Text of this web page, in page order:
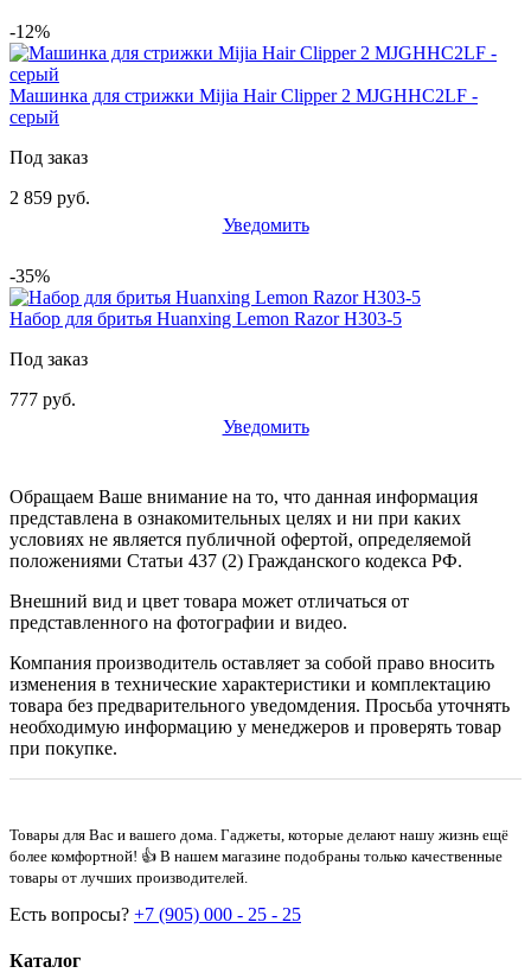
-12%
Машинка для стрижки Mijia Hair Clipper 2 MJGHHC2LF -
серый
Под заказ
2 859 руб.
Уведомить
-35%
Набор для бритья Huanxing Lemon Razor H303-5
Под заказ
777 руб.
Уведомить
Обращаем Ваше внимание на то, что данная информация
представлена в ознакомительных целях и ни при каких
условиях не является публичной офертой, определяемой
положениями Статьи 437 (2) Гражданского кодекса РФ.
Внешний вид и цвет товара может отличаться от
представленного на фотографии и видео.
Компания производитель оставляет за собой право вносить
изменения в технические характеристики и комплектацию
товара без предварительного уведомдения. Просьба уточнять
необходимую информацию у менеджеров и проверять товар
при покупке.
Товары для Вас и вашего дома. Гаджеты, которые делают нашу жизнь ещё
более комфортной! 👍 В нашем магазине подобраны только качественные
товары от лучших производителей.
Есть вопросы? +7 (905) 000 - 25 - 25
Каталог